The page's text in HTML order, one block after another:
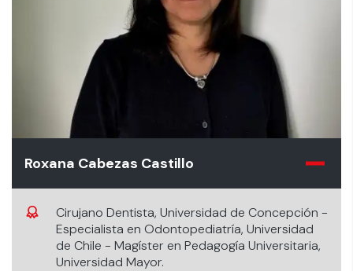
Roxana Cabezas Castillo
Cirujano Dentista, Universidad de Concepción -
Especialista en Odontopediatría, Universidad
de Chile - Magíster en Pedagogía Universitaria,
Universidad Mayor.